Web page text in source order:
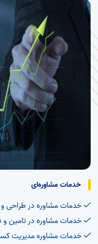
خدمات مشاوره‌ای
خدمات مشاوره در طراحی
خدمات مشاوره در تامین و
خدمات مشاوره مدیریت